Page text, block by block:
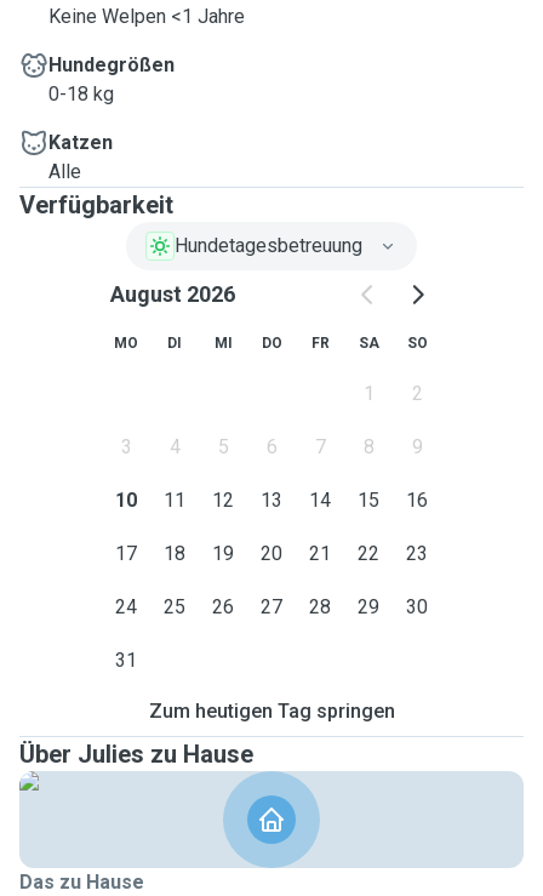
Keine Welpen <1 Jahre
Hundegrößen
0-18 kg
Katzen
Alle
Verfügbarkeit
Hundetagesbetreuung
August 2026
MO DI MI DO FR SA SO
1 2
3 4 5 6 7 8 9
10 11 12 13 14 15 16
17 18 19 20 21 22 23
24 25 26 27 28 29 30
31
Zum heutigen Tag springen
Über Julies zu Hause
Das zu Hause